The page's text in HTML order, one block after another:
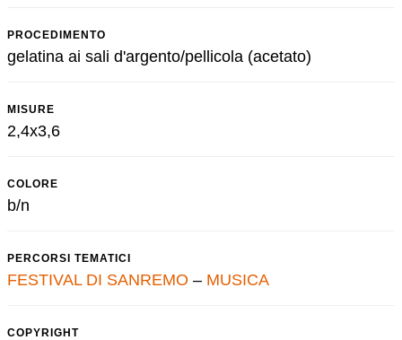
PROCEDIMENTO
gelatina ai sali d'argento/pellicola (acetato)
MISURE
2,4x3,6
COLORE
b/n
PERCORSI TEMATICI
FESTIVAL DI SANREMO – MUSICA
COPYRIGHT